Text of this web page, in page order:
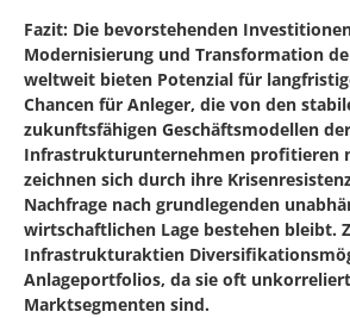
Fazit: Die bevorstehenden
Modernisierung und Transformation
weltweit bieten Potenzial für
Chancen für Anleger, die von den
zukunftsfähigen Geschäftsmodellen der
Infrastrukturunternehmen profitieren
zeichnen sich durch ihre
Nachfrage nach grundlegenden
wirtschaftlichen Lage bestehen bleibt.
Infrastrukturaktien
Anlageportfolios, da sie oft
Marktsegmenten sind.